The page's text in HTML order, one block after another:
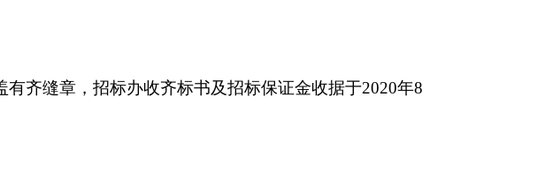
齐缝章，招标办收齐标书及招标保证金收据于2020年8